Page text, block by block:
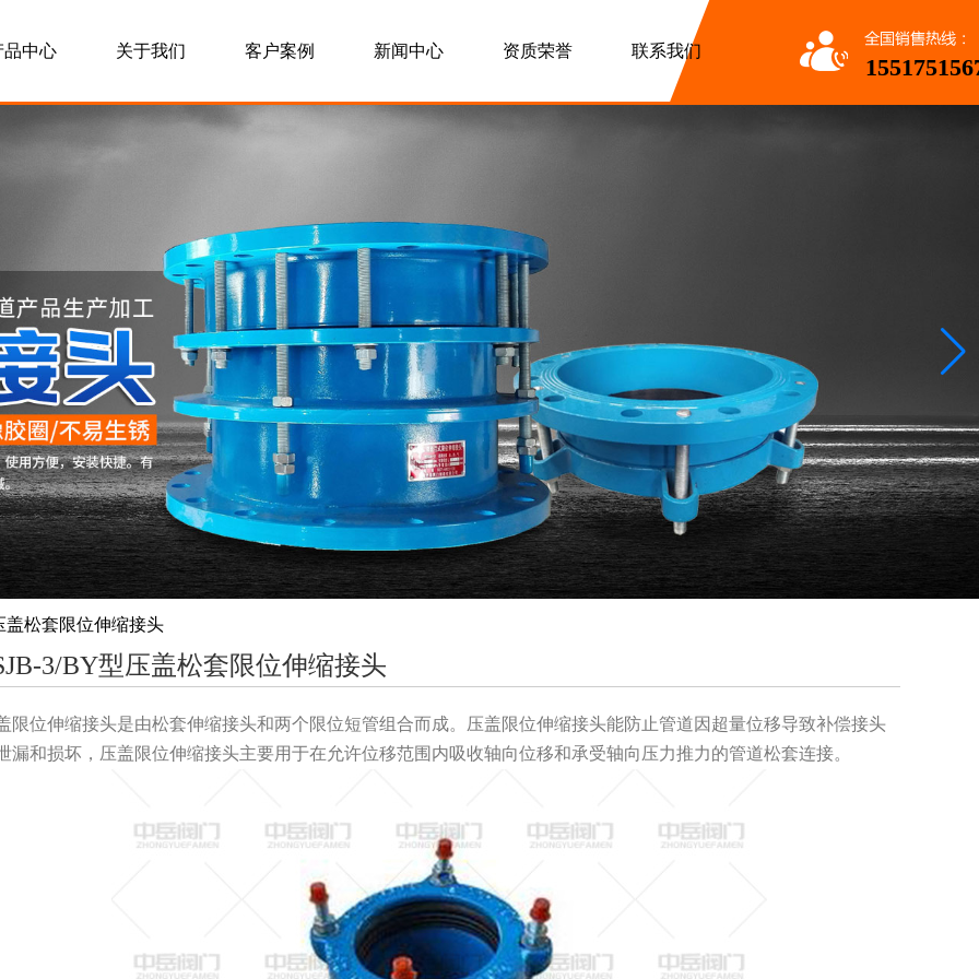
品中心 关于我们 客户案例 新闻中心 资质荣誉 联系我们
盖松套限位伸缩接头
3/BY型压盖松套限位伸缩接头
限位伸缩接头是由松套伸缩接头和两个限位短管组合而成。压盖限位伸缩接头能防止管道因超量位移导致补偿接头
漏和损坏，压盖限位伸缩接头主要用于在允许位移范围内吸收轴向位移和承受轴向压力推力的管道松套连接。